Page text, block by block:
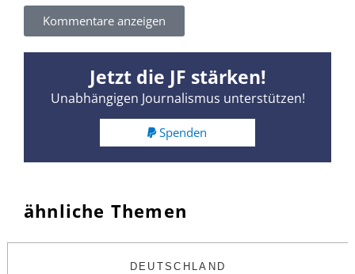
Kommentare anzeigen
Jetzt die JF stärken!
Unabhängigen Journalismus unterstützen!
Spenden
ähnliche Themen
DEUTSCHLAND